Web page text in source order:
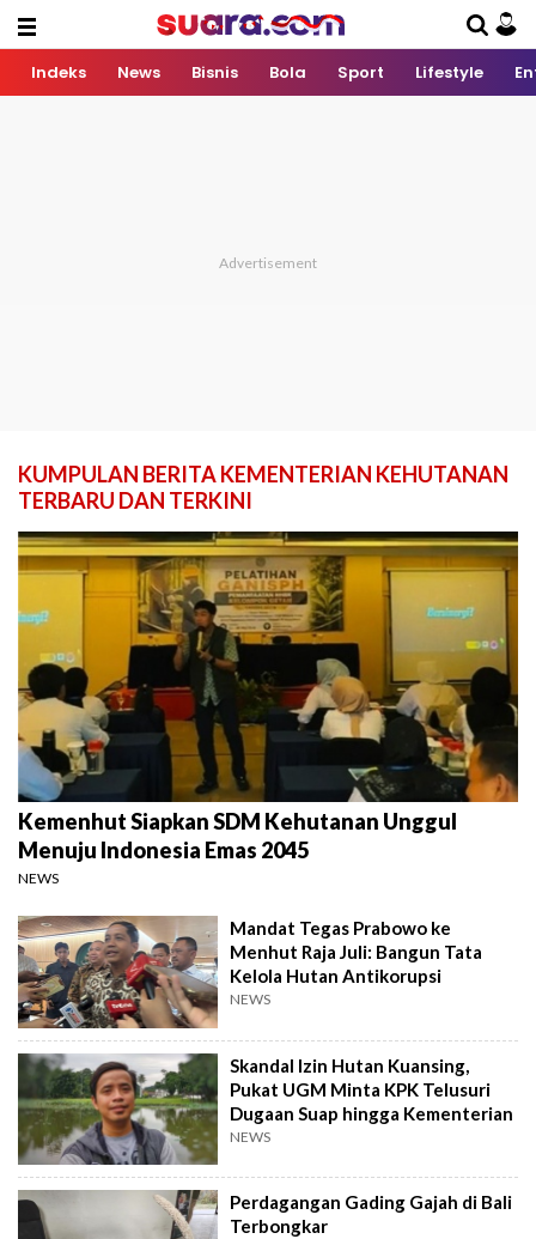
Indeks News Bisnis Bola Sport Lifestyle
KUMPULAN BERITA KEMENTERIAN KEHUTANAN
TERBARU DAN TERKINI
Kemenhut Siapkan SDM Kehutanan Unggul
Menuju Indonesia Emas 2045
NEWS
Mandat Tegas Prabowo ke
Menhut Raja Juli: Bangun Tata
Kelola Hutan Antikorupsi
NEWS
Skandal Izin Hutan Kuansing,
Pukat UGM Minta KPK Telusuri
Dugaan Suap hingga Kementerian
NEWS
Perdagangan Gading Gajah di Bali
Terbongkar